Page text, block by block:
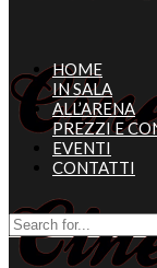
HOME
IN SALA
ALL’ARENA
PREZZI E
EVENTI
CONTATTI